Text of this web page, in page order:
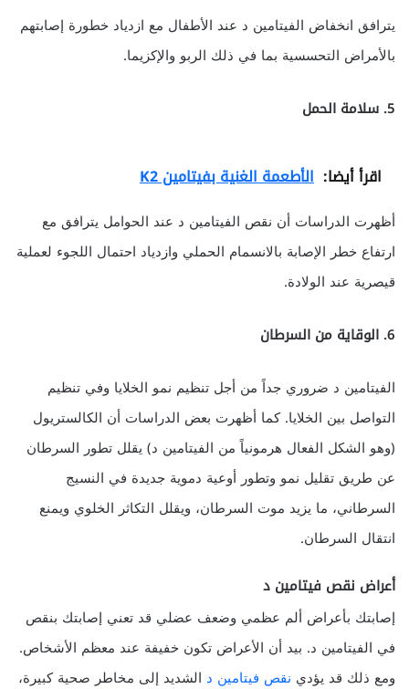
يترافق انخفاض الفيتامين د عند الأطفال مع ازدياد خطورة إصابتهم
بالأمراض التحسسية بما في ذلك الربو والإكزيما.
5. سلامة الحمل
اقرأ أيضا: الأطعمة الغنية بفيتامين K2
أظهرت الدراسات أن نقص الفيتامين د عند الحوامل يترافق مع
ارتفاع خطر الإصابة بالانسمام الحملي وازدياد احتمال اللجوء لعملية
قيصرية عند الولادة.
6. الوقاية من السرطان
الفيتامين د ضروري جداً من أجل تنظيم نمو الخلايا وفي تنظيم
التواصل بين الخلايا. كما أظهرت بعض الدراسات أن الكالستريول
(وهو الشكل الفعال هرمونياً من الفيتامين د) يقلل تطور السرطان
عن طريق تقليل نمو وتطور أوعية دموية جديدة في النسيج
السرطاني، ما يزيد موت السرطان، ويقلل التكاثر الخلوي ويمنع
انتقال السرطان.
أعراض نقص فيتامين د
إصابتك بأعراض ألم عظمي وضعف عضلي قد تعني إصابتك بنقص
في الفيتامين د. بيد أن الأعراض تكون خفيفة عند معظم الأشخاص.
ومع ذلك قد يؤدي نقص فيتامين د الشديد إلى مخاطر صحية كبيرة،